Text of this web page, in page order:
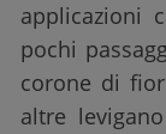
applicazioni
pochi
corone di
altre